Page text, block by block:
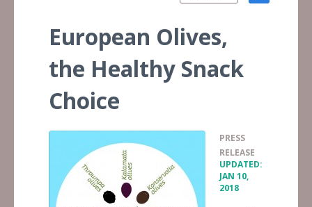
European Olives,
the Healthy Snack
Choice
PRESS
RELEASE
UPDATED:
JAN 10,
2018